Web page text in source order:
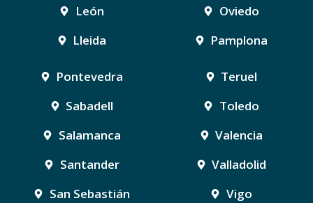
León
Lleida
Oviedo
Pamplona
Pontevedra
Sabadell
Salamanca
Santander
San Sebastián
Teruel
Toledo
Valencia
Valladolid
Vigo